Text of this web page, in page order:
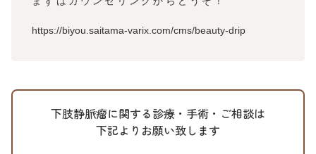
https://biyou.saitama-varix.com/cms/beauty-drip
下肢静脈瘤に関する診療・手術・ご相談は
下記よりお願い致します